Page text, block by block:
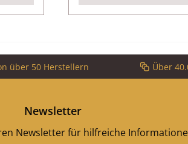
über 50 Herstellern Über
Newsletter
Newsletter für hilfreiche